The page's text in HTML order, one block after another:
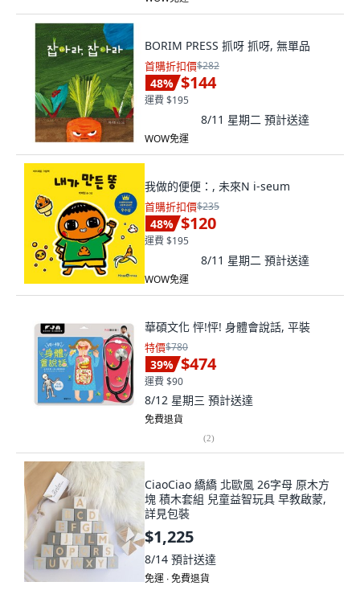
BORIM PRESS 抓呀 抓呀, 無單品
首購折扣價$282
48% $144
運費 $195
8/11 星期二 預計送達
WOW免運
我做的便便：, 未來N i-seum
首購折扣價$235
48% $120
運費 $195
8/11 星期二 預計送達
WOW免運
華碩文化 怦!怦! 身體會說話, 平裝
特價$780
39% $474
運費 $90
8/12 星期三 預計送達
免費退貨
(2)
CiaoCiao 繑繑 北歐風 26字母 原木方
塊 積木套組 兒童益智玩具 早教啟蒙,
詳見包裝
$1,225
8/14 預計送達
免運 ∙ 免費退貨